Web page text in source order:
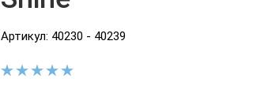
Артикул: 40230 - 40239